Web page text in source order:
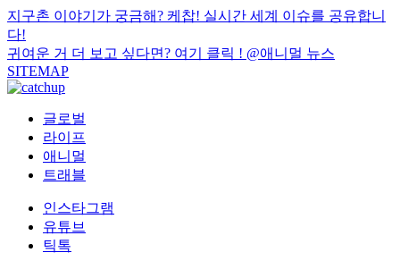
지구촌 이야기가 궁금해? 케찹! 실시간 세계 이슈를 공유합니
다!
귀여운 거 더 보고 싶다면? 여기 클릭 ! @애니멀 뉴스
SITEMAP
글로벌
라이프
애니멀
트래블
인스타그램
유튜브
틱톡